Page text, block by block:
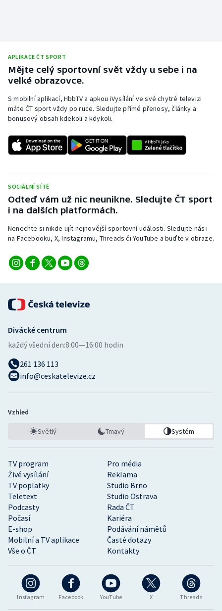
Ostatní
APLIKACE ČT SPORT
Mějte celý sportovní svět vždy u sebe i na
velké obrazovce.
S mobilní aplikací, HbbTV a apkou iVysílání ve své chytré televizi
máte ČT sport vždy po ruce. Sledujte přímé přenosy, články a
bonusový obsah kdekoli a kdykoli.
SOCIÁLNÍ SÍTĚ
Odteď vám už nic neunikne. Sledujte ČT sport
i na dalších platformách.
Nenechte si nikde ujít nejnovější sportovní události. Sledujte nás i
na Facebooku, X, Instagramu, Threads či YouTube a buďte v obraze.
Instagram Facebook YouTube X Threads
TV program
Pro média
Živé vysílání
Reklama
TV poplatky
Studio Brno
Teletext
Studio Ostrava
Podcasty
Rada ČT
Počasí
Kariéra
E-shop
Podávání námětů
Mobilní a TV aplikace
Časté dotazy
Vše o ČT
Kontakty
Divácké centrum
každý všední den:8:00—16:00 hodin
261 136 113
info@ceskatelevize.cz
Vzhled
Světlý Tmavý Systém